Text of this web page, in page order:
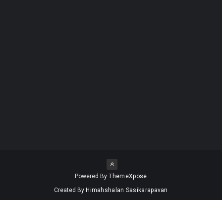
Powered ByThemeXpose
Created By Himahshalan Sasikarapavan